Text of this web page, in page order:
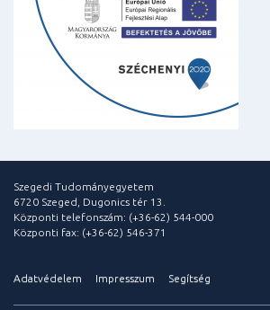
Szegedi Tudományegyetem
6720 Szeged, Dugonics tér 13.
Központi telefonszám: (+36-62) 544-000
Központi fax: (+36-62) 546-371
Adatvédelem Impresszum Segítség